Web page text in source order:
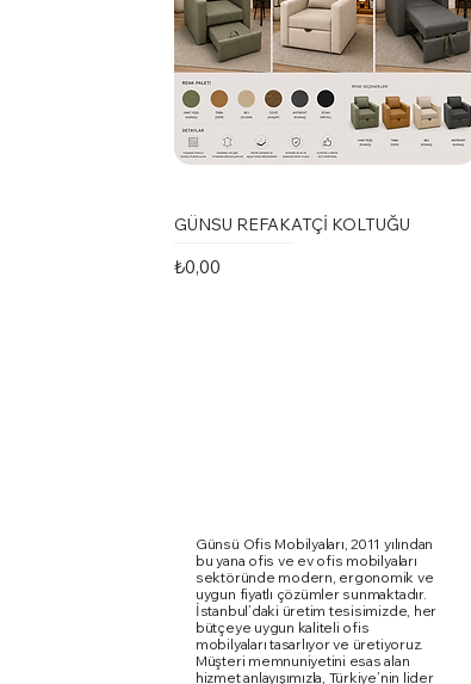
GÜNSU REFAKATÇİ KOLTUĞU
Fiyat
₺0,00
Marte Toplantı Masası Kare Metal
Karina Kolsuz Sandalye
Ergomi Sandalye
Günsü Ofis Mobilyaları, 2011 yılından
bu yana ofis ve ev ofis mobilyaları
sektöründe modern, ergonomik ve
uygun fiyatlı çözümler sunmaktadır.
İstanbul’daki üretim tesisimizde, her
bütçeye uygun kaliteli ofis
mobilyaları tasarlıyor ve üretiyoruz.
Müşteri memnuniyetini esas alan
hizmet anlayışımızla, Türkiye’nin lider